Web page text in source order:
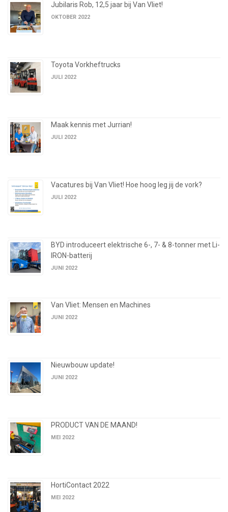
Jubilaris Rob, 12,5 jaar bij Van Vliet!
OKTOBER 2022
Toyota Vorkheftrucks
JULI 2022
Maak kennis met Jurrian!
JULI 2022
Vacatures bij Van Vliet! Hoe hoog leg jij de vork?
JULI 2022
BYD introduceert elektrische 6-, 7- & 8-tonner met Li-
IRON-batterij
JUNI 2022
Van Vliet: Mensen en Machines
JUNI 2022
Nieuwbouw update!
JUNI 2022
PRODUCT VAN DE MAAND!
MEI 2022
HortiContact 2022
MEI 2022